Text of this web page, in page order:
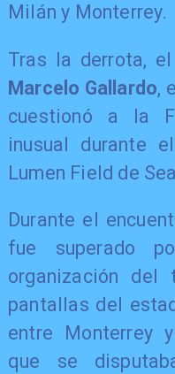
Milán y Monterrey.
Tras la derrota,
Marcelo Gallardo,
cuestionó a la
inusual durante
Lumen Field de
Durante el
fue superado
organización del
pantallas del
entre Monterrey
que se